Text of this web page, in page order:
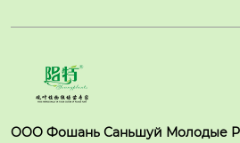
ООО Фошань Саньшуй Молодые